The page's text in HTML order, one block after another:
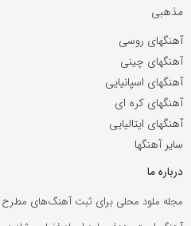
مذهبی
آهنگهای روسی
آهنگهای چینی
آهنگهای اسپانیایی
آهنگهای کره ای
آهنگهای ایتالیایی
سایر آهنگها
درباره ما
مجله ملود محلی برای ثبت آهنگ‌های